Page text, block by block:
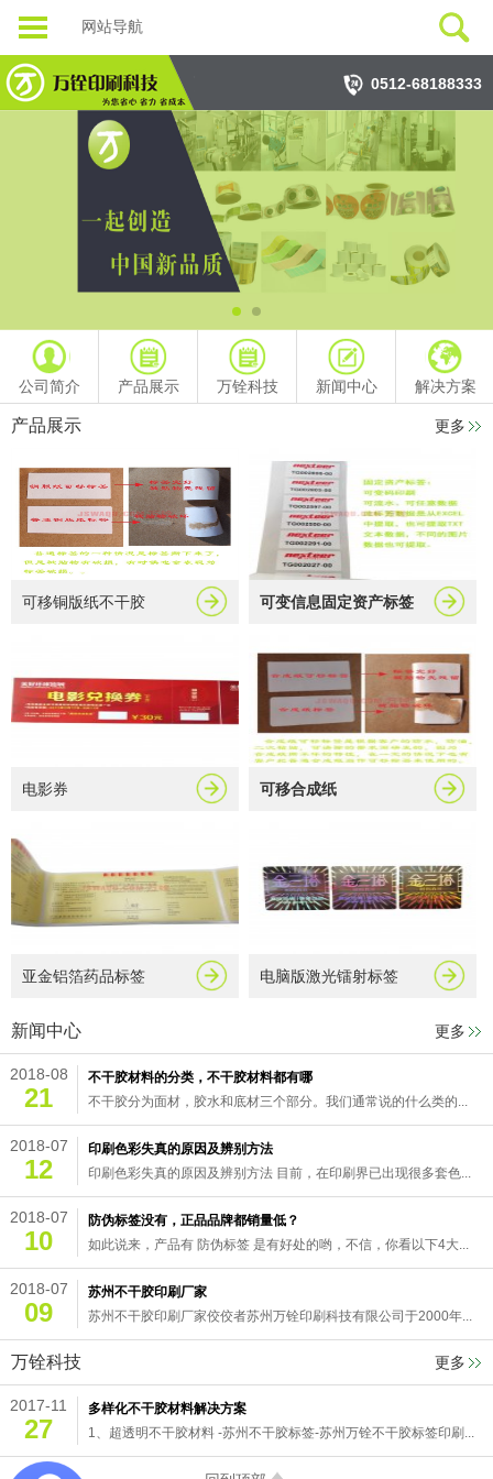
网站导航
0512-68188333
公司简介 产品展示 万铨科技 新闻中心 解决方案
产品展示 更多
可移铜版纸不干胶 可变信息固定资产标签
电影券 可移合成纸
亚金铝箔药品标签 电脑版激光镭射标签
新闻中心 更多
2018-08
21
不干胶材料的分类，不干胶材料都有哪
不干胶分为面材，胶水和底材三个部分。我们通常说的什么类的...
2018-07
12
印刷色彩失真的原因及辨别方法
印刷色彩失真的原因及辨别方法 目前，在印刷界已出现很多套色...
2018-07
10
防伪标签没有，正品品牌都销量低？
如此说来，产品有 防伪标签 是有好处的哟，不信，你看以下4大...
2018-07
09
苏州不干胶印刷厂家
苏州不干胶印刷厂家佼佼者苏州万铨印刷科技有限公司于2000年...
万铨科技 更多
2017-11
27
多样化不干胶材料解决方案
1、超透明不干胶材料 -苏州不干胶标签-苏州万铨不干胶标签印刷...